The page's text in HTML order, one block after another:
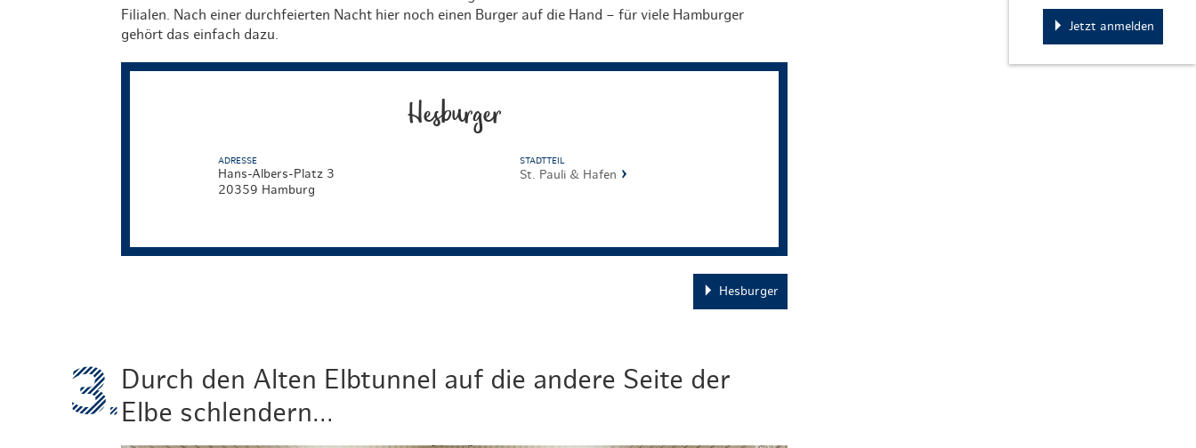
Jetzt anmelden
Filialen. Nach einer durchfeierten Nacht hier noch einen Burger auf die Hand – für viele Hamburger
gehört das einfach dazu.
Hesburger
ADRESSE
Hans-Albers-Platz 3
20359 Hamburg
STADTTEIL
St. Pauli & Hafen
Hesburger
Durch den Alten Elbtunnel auf die andere Seite der
Elbe schlendern...